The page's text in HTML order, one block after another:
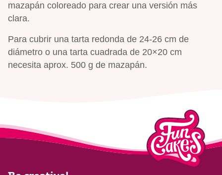
mazapán coloreado para crear una versión más
clara.
Para cubrir una tarta redonda de 24-26 cm de
diámetro o una tarta cuadrada de 20×20 cm
necesita aprox. 500 g de mazapán.